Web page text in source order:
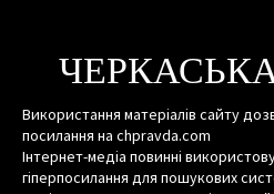
Використання матеріалів сайту
посилання на chpravda.com
Інтернет-медіа повинні
гіперпосилання для пошукових